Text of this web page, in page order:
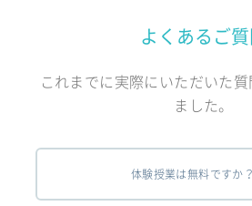
よくあるご質
これまでに実際にいただいた
ました。
体験授業は無料ですか？